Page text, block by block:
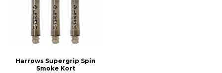
Harrows Supergrip Spin
Smoke Kort